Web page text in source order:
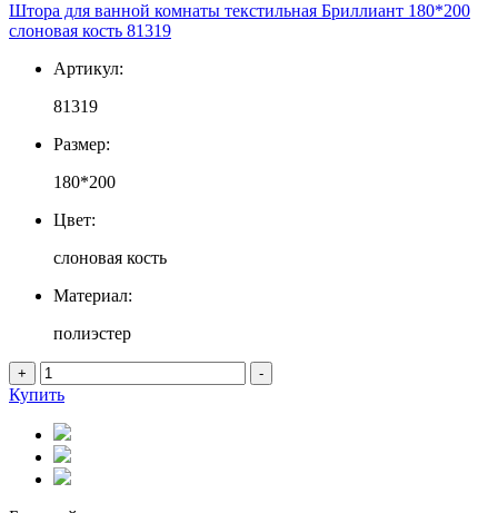
Штора для ванной комнаты текстильная Бриллиант 180*200
слоновая кость 81319
Артикул:
81319
Размер:
180*200
Цвет:
слоновая кость
Материал:
полиэстер
+ -
Купить